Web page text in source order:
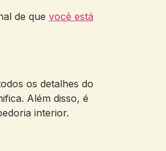
de que você está
os detalhes do
Além disso, é
interior.